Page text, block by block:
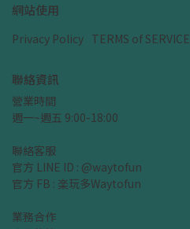
網站使用
Privacy Policy TERMS of SERVICE
聯絡資訊
營業時間
週一~週五 9:00-18:00
聯絡客服
官方 LINE ID : @waytofun
官方 FB : 楽玩多Waytofun
業務合作